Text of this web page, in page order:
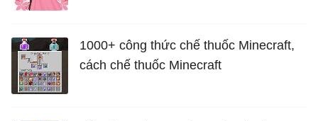
1000+ công thức chế thuốc Minecraft,
cách chế thuốc Minecraft